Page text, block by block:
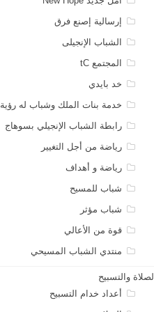
إرسالية إصنع فرق
الشباب الإنجيلى
المجتمع tC
خد بايدي
خدمة بنات الملك وشباب له رؤية
رابطة الشباب الإنجيلي بسوهاج
رياضة من أجل التغيير
رياضة و أهداف
شباب للمسيح
شباب مؤثر
قوة من الأعالي
منتدي الشباب المسيحي
الصلاة والتسبيح
أعداد خدام التسبيح